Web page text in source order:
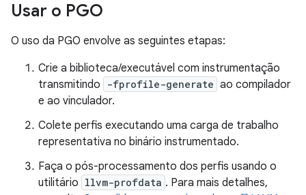
Usar o PGO
O uso da PGO envolve as seguintes etapas:
Crie a biblioteca/executável com instrumentação
transmitindo
-fprofile-generate ao compilador
e ao vinculador.
Colete perfis executando uma carga de trabalho
representativa no binário instrumentado.
Faça o pós-processamento dos perfis usando o
utilitário llvm-profdata . Para mais detalhes,